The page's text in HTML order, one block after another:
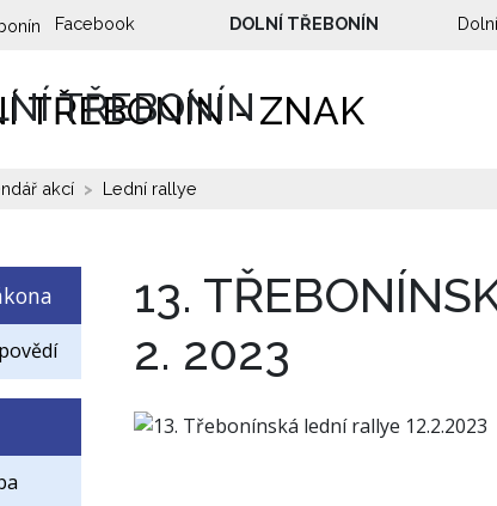
Facebook DOLNÍ TŘEBONÍN
TŘEBONÍN
akcí Lední rallye
13.
2. 2023